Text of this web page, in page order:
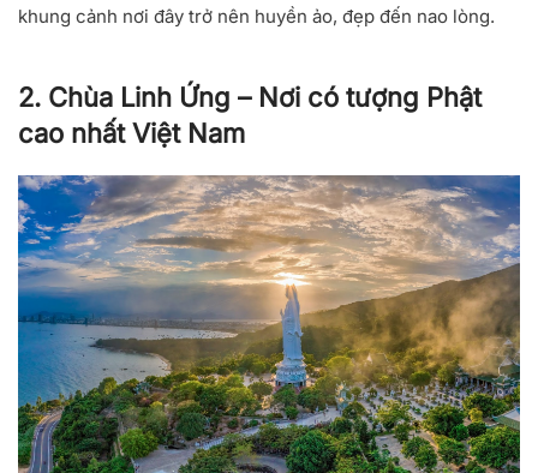
khung cảnh nơi đây trở nên huyền ảo, đẹp đến nao lòng.
2. Chùa Linh Ứng – Nơi có tượng Phật
cao nhất Việt Nam